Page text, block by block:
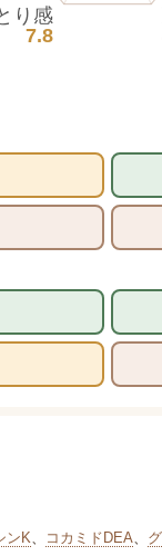
り感
7.8
ンK、 コカミドDEA、